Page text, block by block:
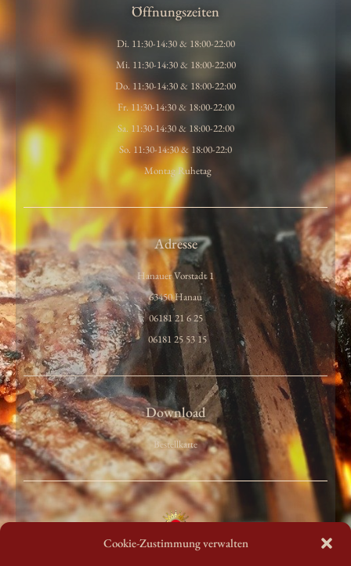
Cookie-Zustimmung verwalten
Öffnungszeiten
Di. 11:30-14:30 & 18:00-22:00
Mi. 11:30-14:30 & 18:00-22:00
Do. 11:30-14:30 & 18:00-22:00
Fr. 11:30-14:30 & 18:00-22:00
Sa. 11:30-14:30 & 18:00-22:00
So. 11:30-14:30 & 18:00-22:0
Montag Ruhetag
Adresse
Hanauer Vorstadt 1
63450 Hanau
06181 21 6 25
06181 25 53 15
Download
Bestellkarte